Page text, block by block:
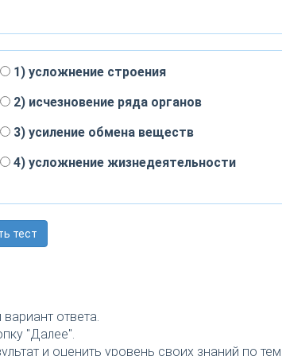
1) усложнение строения
2) исчезновение ряда органов
3) усиление обмена веществ
4) усложнение жизнедеятельности
тест
ответа.
"Далее".
и оценить уровень своих знаний по